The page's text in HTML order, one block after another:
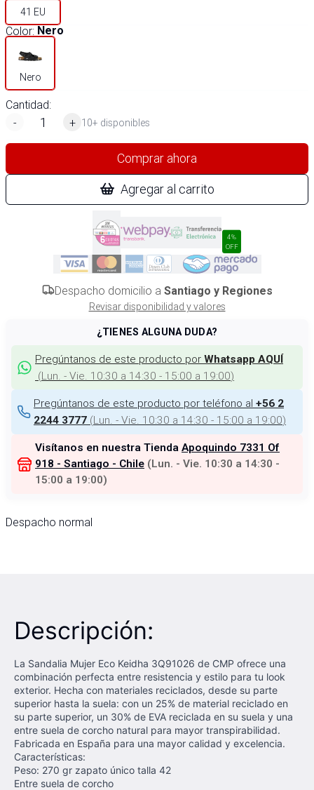
41 EU
Color: Nero
Nero
Cantidad:
-
+ 10+ disponibles
Comprar ahora
Agregar al carrito
4%
OFF
Despacho domicilio a Santiago y Regiones
Revisar disponibilidad y valores
¿TIENES ALGUNA DUDA?
Pregúntanos de este producto por Whatsapp AQUÍ
(Lun. - Vie. 10:30 a 14:30 - 15:00 a 19:00)
Pregúntanos de este producto por teléfono al +56 2
2244 3777 (Lun. - Vie. 10:30 a 14:30 - 15:00 a 19:00)
Visítanos en nuestra Tienda Apoquindo 7331 Of
918 - Santiago - Chile (Lun. - Vie. 10:30 a 14:30 -
15:00 a 19:00)
Despacho normal
Descripción:
La Sandalia Mujer Eco Keidha 3Q91026 de CMP ofrece una
combinación perfecta entre resistencia y estilo para tu look
exterior. Hecha con materiales reciclados, desde su parte
superior hasta la suela: con un 25% de material reciclado en
su parte superior, un 30% de EVA reciclada en su suela y una
entre suela de corcho natural para mayor transpirabilidad.
Fabricada en España para una mayor calidad y excelencia.
Características:
Peso: 270 gr zapato único talla 42
Entre suela de corcho